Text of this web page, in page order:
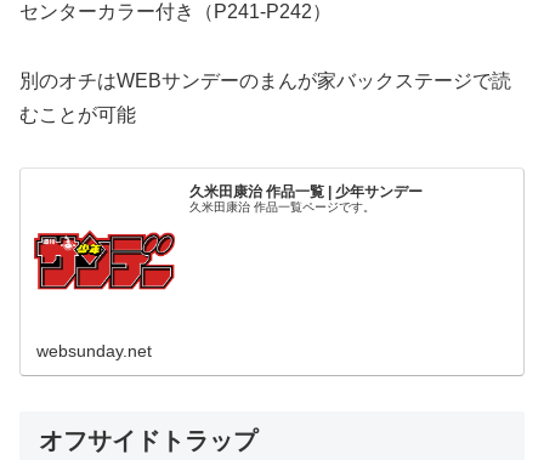
センターカラー付き（P241-P242）
別のオチはWEBサンデーのまんが家バックステージで読
むことが可能
久米田康治 作品一覧 | 少年サンデー
久米田康治 作品一覧ページです。
websunday.net
オフサイドトラップ